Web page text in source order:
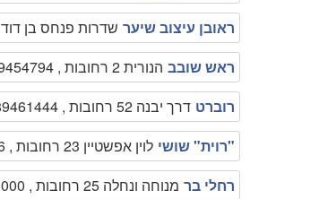
ראובן עיצוב שיער שדרות פנחס בן דוד 1 רחובות , 089496338
ראש שובב הנורית 2 רחובות , 089454794
רוברט דרך יבנה 52 רחובות , 089461444
"רוית" שושי לוין אפשטיין 23 רחובות , 089462276
רחלי בר מנוחה ונחלה 25 רחובות , 0509503000